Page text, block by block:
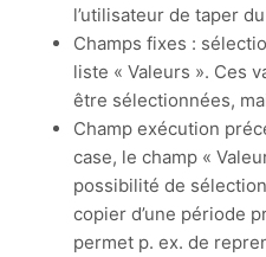
l’utilisateur de taper
Champs fixes :
liste « Valeurs ». Ces
être sélectionnées,
Champ exécution
case, le champ «
possibilité de
copier d’une période
permet p. ex. de